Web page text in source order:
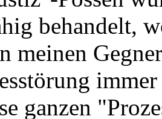
behandelt,
meinen
ganzen